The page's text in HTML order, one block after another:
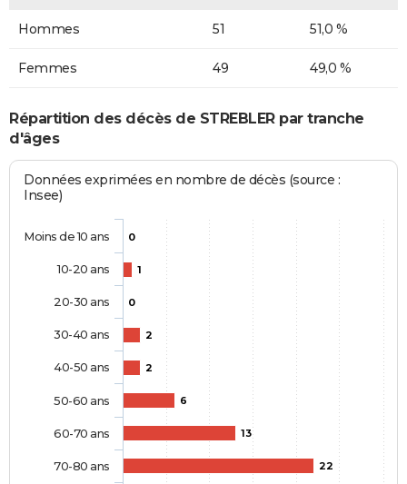
Hommes 51 51,0 %
Femmes 49 49,0 %
Répartition des décès de STREBLER par tranche
d'âges
Données exprimées en nombre de décès (source :
Insee)
0
1
0
2
2
6
13
22
Moins de 10 ans
10-20 ans
20-30 ans
30-40 ans
40-50 ans
50-60 ans
60-70 ans
70-80 ans